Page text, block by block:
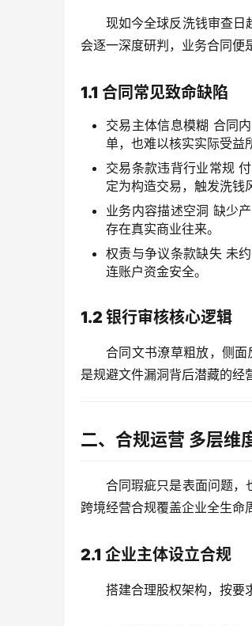
现如今全球反洗钱审查日
会逐一深度研判，业务合同便
1.1 合同常见致命缺陷
交易主体信息模糊 合同
单，也难以核实实际受益
交易条款违背行业常规
定为构造交易，触发洗钱
业务内容描述空洞 缺少
存在真实商业往来。
权责与争议条款缺失未约
连账户资金安全。
1.2 银行审核核心逻辑
合同文书潦草粗放，侧
是规避文件漏洞背后潜藏的经
二、合规运营 多层维
合同瑕疵只是表面问题，
跨境经营合规覆盖企业全生命
2.1 企业主体设立合规
搭建合理股权架构，按要